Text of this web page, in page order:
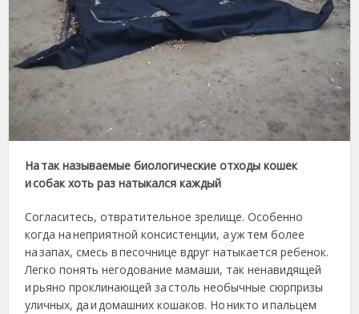
На так называемые биологические отходы кошек
и собак хоть раз натыкался каждый
Согласитесь, отвратительное зрелище. Особенно
когда на неприятной консистенции, а уж тем более
на запах, смесь в песочнице вдруг натыкается ребенок.
Легко понять негодование мамаши, так ненавидящей
и рьяно проклинающей за столь необычные сюрпризы
уличных, да и домашних кошаков. Но никто и пальцем